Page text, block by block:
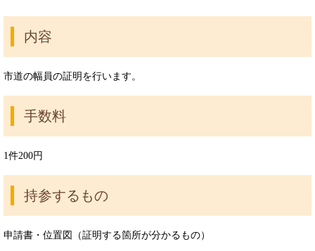
内容
市道の幅員の証明を行います。
手数料
1件200円
持参するもの
申請書・位置図（証明する箇所が分かるもの）